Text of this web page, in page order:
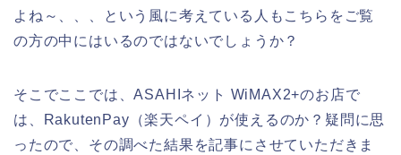
よね～、、、という風に考えている人もこちらをご覧
の方の中にはいるのではないでしょうか？
そこでここでは、ASAHIネット WiMAX2+のお店で
は、RakutenPay（楽天ペイ）が使えるのか？疑問に思
ったので、その調べた結果を記事にさせていただきま